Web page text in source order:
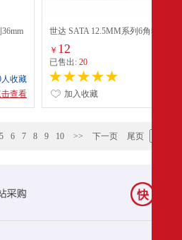
人收藏
击查看
世达 SATA 12.5MM系列6角套筒
13308
￥ 12
已售出:20
加入收藏
5 6 7 8 9 10 >> 下一页 尾页